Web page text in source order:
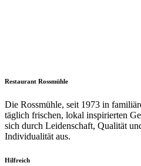
Restaurant Rossmühle
Die Rossmühle, seit 1973 in
täglich frischen, lokal inspirierten
sich durch Leidenschaft, Qualität
Individualität aus.
Hilfreich